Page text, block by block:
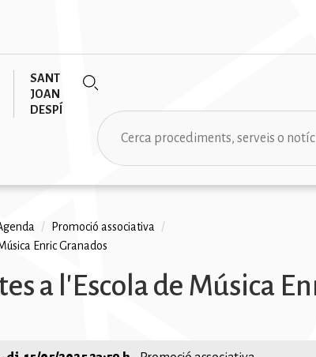
SANT
JOAN
DESPÍ
Cerca
/ Promoció associativa
/
Enric Granados
a l'Escola de Música